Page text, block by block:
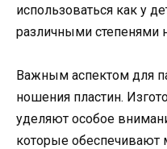
использоваться как у
различными степенями
Важным аспектом для
ношения пластин.
уделяют особое
которые обеспечивают